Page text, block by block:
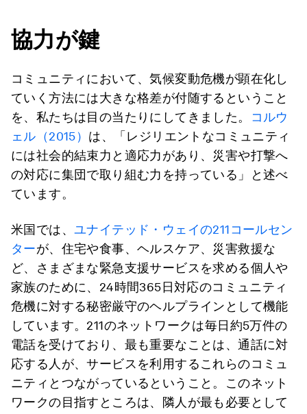
協力が鍵
コミュニティにおいて、気候変動危機が顕在化し
ていく方法には大きな格差が付随するということ
を、私たちは目の当たりにしてきました。
コルウ
ェル（2015） は、「レジリエントなコミュニティ
には社会的結束力と適応力があり、災害や打撃へ
の対応に集団で取り組む力を持っている」と述べ
ています。
米国では、 ユナイテッド・ウェイの211コールセン
ターが、住宅や食事、ヘルスケア、災害救援な
ど、さまざまな緊急支援サービスを求める個人や
家族のために、24時間365日対応のコミュニティ
危機に対する秘密厳守のヘルプラインとして機能
しています。211のネットワークは毎日約5万件の
電話を受けており、最も重要なことは、通話に対
応する人が、サービスを利用するこれらのコミュ
ニティとつながっているということ。このネット
ワークの目指すところは、隣人が最も必要として